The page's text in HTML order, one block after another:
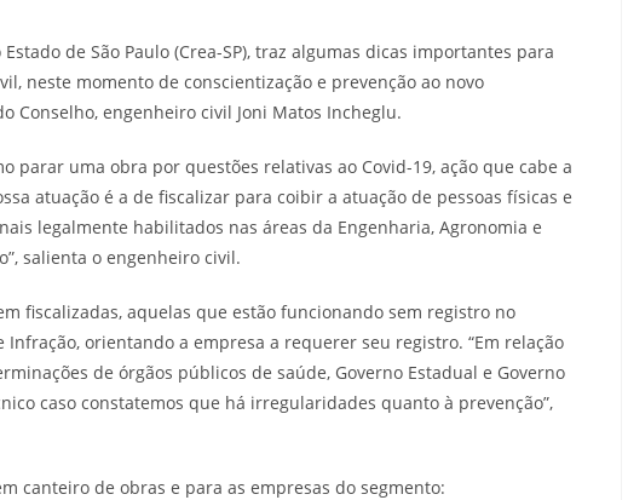
de São Paulo (Crea-SP), traz algumas dicas importantes para
neste momento de conscientização e prevenção ao novo
Conselho, engenheiro civil Joni Matos Incheglu.
parar uma obra por questões relativas ao Covid-19, ação que cabe a
atuação é a de fiscalizar para coibir a atuação de pessoas físicas e
legalmente habilitados nas áreas da Engenharia, Agronomia e
salienta o engenheiro civil.
fiscalizadas, aquelas que estão funcionando sem registro no
orientando a empresa a requerer seu registro. “Em relação
de órgãos públicos de saúde, Governo Estadual e Governo
caso constatemos que há irregularidades quanto à prevenção”,
canteiro de obras e para as empresas do segmento: